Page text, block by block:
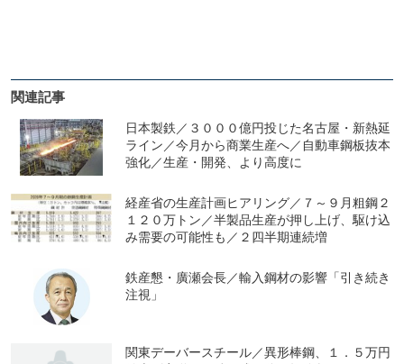
関連記事
日本製鉄／３０００億円投じた名古屋・新熱延
ライン／今月から商業生産へ／自動車鋼板抜本
強化／生産・開発、より高度に
経産省の生産計画ヒアリング／７～９月粗鋼２
１２０万トン／半製品生産が押し上げ、駆け込
み需要の可能性も／２四半期連続増
鉄産懇・廣瀬会長／輸入鋼材の影響「引き続き
注視」
関東デーバースチール／異形棒鋼、１．５万円